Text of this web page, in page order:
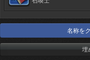
名称を
埋